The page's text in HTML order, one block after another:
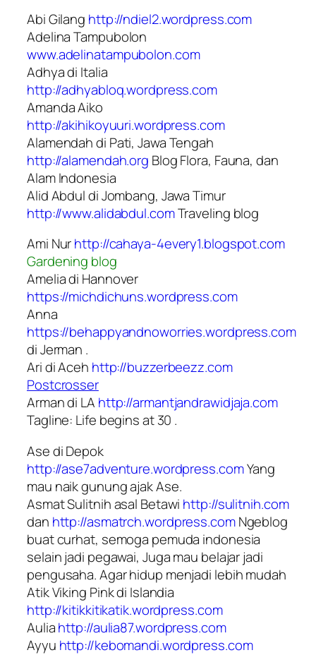
Abi Gilang http://ndiel2.wordpress.com
Adelina Tampubolon
www.adelinatampubolon.com
Adhya di Italia
http://adhyabloq.wordpress.com
Amanda Aiko
http://akihikoyuuri.wordpress.com
Alamendah di Pati, Jawa Tengah
http://alamendah.org BlogFlora, Fauna, dan
Alam Indonesia
Alid Abdul di Jombang, Jawa Timur
http://www.alidabdul.comTraveling blog
Ami Nurhttp://cahaya-4every1.blogspot.com
Gardening blog
Amelia di Hannover
https://michdichuns.wordpress.com
Anna
https://behappyandnoworries.wordpress.com
di Jerman .
Ari di Aceh http://buzzerbeezz.com
Postcrosser
Arman di LA http://armantjandrawidjaja.com
Tagline: Life begins at 30 .
Ase di Depok
http://ase7adventure.wordpress.comYang
mau naik gunung ajak Ase.
Asmat Sulitnih asal Betawi http://sulitnih.com
dan http://asmatrch.wordpress.comNgeblog
buat curhat, semoga pemuda indonesia
selain jadi pegawai, Juga mau belajar jadi
pengusaha. Agar hidup menjadi lebih mudah
Atik Viking Pink di Islandia
http://kitikkitikatik.wordpress.com
Auliahttp://aulia87.wordpress.com
Ayyu http://kebomandi.wordpress.com